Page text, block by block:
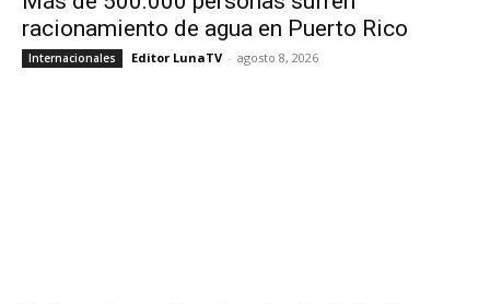
racionamiento de agua en Puerto Rico
Internacionales Editor LunaTV - agosto 8, 2026